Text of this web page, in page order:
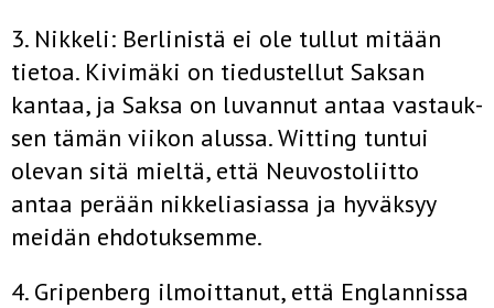
3. Nikkeli: Berlinistä ei ole tullut mitään
tietoa. Kivimäki on tiedustellut Saksan
kantaa, ja Saksa on luvannut antaa vastauk­
sen tämän viikon alussa. Witting tuntui
olevan sitä mieltä, että Neuvostoliitto
antaa perään nikkeliasiassa ja hyväksyy
meidän ehdotuksemme.
4. Gripenberg ilmoittanut, että Englannissa